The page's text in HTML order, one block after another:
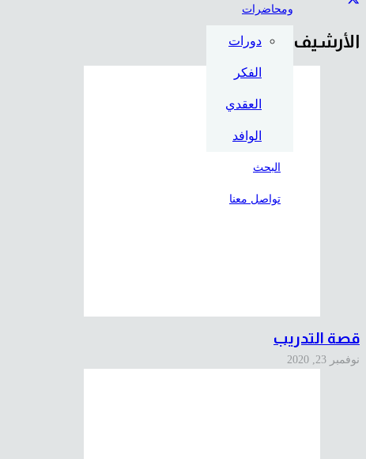
ومحاضرات
دورات
الفكر
العقدي
الوافد
البحث
تواصل معنا
الأرشيف
قصة التدريب
نوفمبر 23, 2020